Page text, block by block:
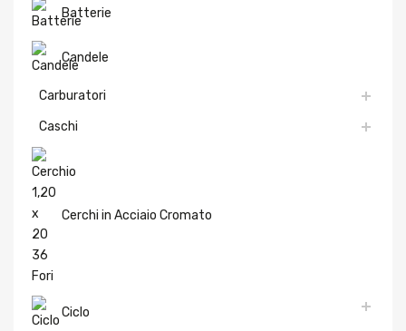
Batterie
Candele
Carburatori
Caschi
Cerchi in Acciaio Cromato
Ciclo